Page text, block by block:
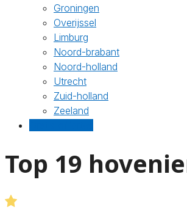
Groningen
Overijssel
Limburg
Noord-brabant
Noord-holland
Utrecht
Zuid-holland
Zeeland
Top 19